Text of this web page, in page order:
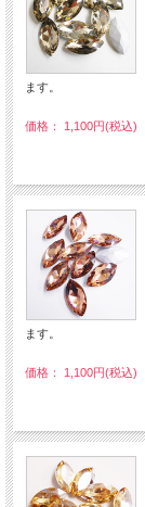
ます。
価格： 1,100円(税込)
ます。
価格： 1,100円(税込)